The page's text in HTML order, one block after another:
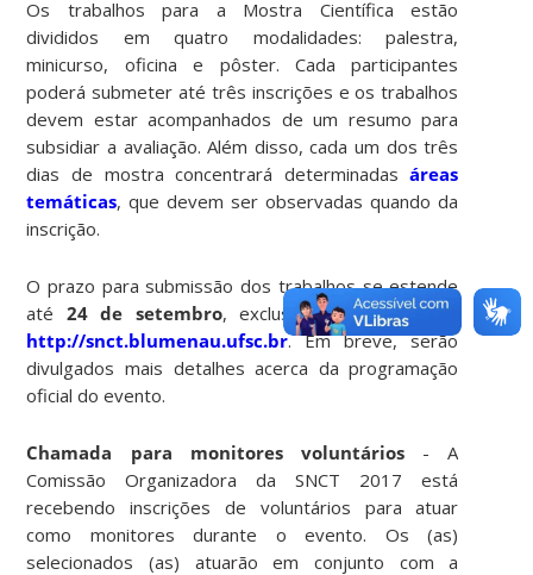
Os trabalhos para a Mostra Científica estão
divididos em quatro modalidades: palestra,
minicurso, oficina e pôster. Cada participantes
poderá submeter até três inscrições e os trabalhos
devem estar acompanhados de um resumo para
subsidiar a avaliação. Além disso, cada um dos três
dias de mostra concentrará determinadasáreas
temáticas, que devem ser observadas quando da
inscrição.
O prazo para submissão dos trabalhos se estende
até 24 de setembro, exclusivamente pelo site
http://snct.blumenau.ufsc.br. Em breve, serão
divulgados mais detalhes acerca da programação
oficial do evento.
Chamada para monitores voluntários- A
Comissão Organizadora da SNCT 2017 está
recebendo inscrições de voluntários para atuar
como monitores durante o evento. Os (as)
selecionados (as) atuarão em conjunto com a